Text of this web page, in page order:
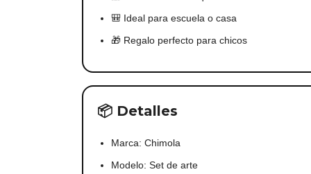
🎒 Ideal para escuela o casa
🎁 Regalo perfecto para chicos
📦 Detalles
Marca: Chimola
Modelo: Set de arte